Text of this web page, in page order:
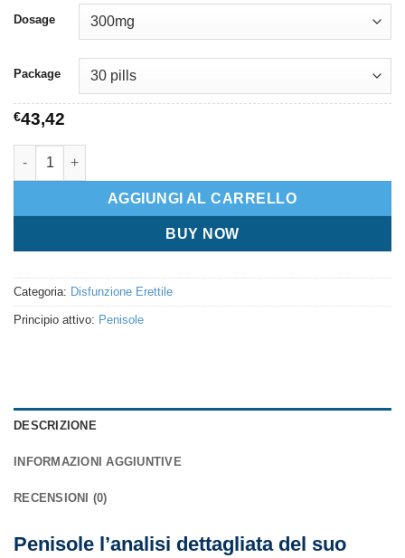
Dosage
Package
€43,42
Penisole quantità
AGGIUNGI AL CARRELLO
BUY NOW
Categoria: Disfunzione Erettile
Principio attivo: Penisole
DESCRIZIONE
INFORMAZIONI AGGIUNTIVE
RECENSIONI (0)
Penisole l’analisi dettagliata del suo